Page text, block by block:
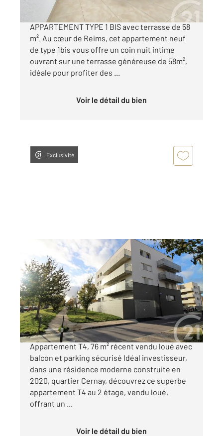
A VENDRE REIMS -JEAN-JAURES,
APPARTEMENT TYPE 1 BIS avec terrasse de 58
m². Au cœur de Reims, cet appartement neuf
de type 1bis vous offre un coin nuit intime
ouvrant sur une terrasse généreuse de 58m²,
idéale pour profiter des ...
Voir le détail du bien
Exclusivité
REIMS 51
76 m 2, 4 pièces
Ref : 18378
Appartement F4 à vendre
269 000 €
REIMS Quartier Cernay | A VENDRE
Appartement T4, 76 m² récent vendu loué avec
balcon et parking sécurisé Idéal investisseur,
dans une résidence moderne construite en
2020, quartier Cernay, découvrez ce superbe
appartement T4 au 2 étage, vendu loué,
offrant un ...
Voir le détail du bien